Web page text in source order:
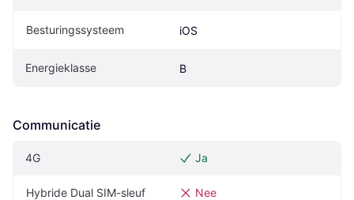
Besturingssysteem iOS
Energieklasse B
Communicatie
4G Ja
Hybride Dual SIM-sleuf Nee